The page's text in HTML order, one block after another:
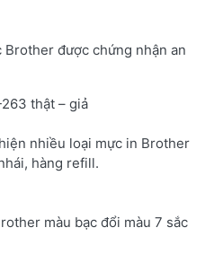
được chứng nhận an
thật – giả
nhiều loại mực in Brother
hàng refill.
màu bạc đổi màu 7 sắc